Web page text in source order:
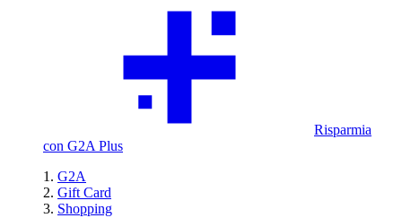
Risparmia
con G2A Plus
G2A
Gift Card
Shopping